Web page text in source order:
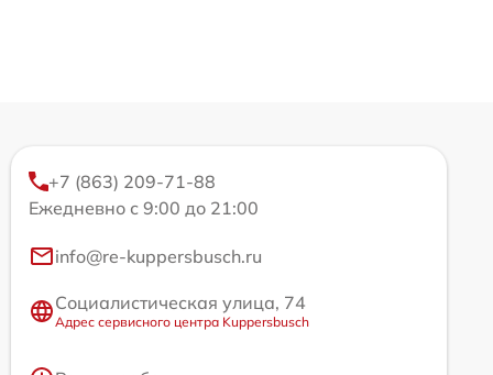
+7 (863) 209-71-88
Ежедневно с 9:00 до 21:00
info@re-kuppersbusch.ru
Социалистическая улица, 74
Адрес сервисного центра Kuppersbusch